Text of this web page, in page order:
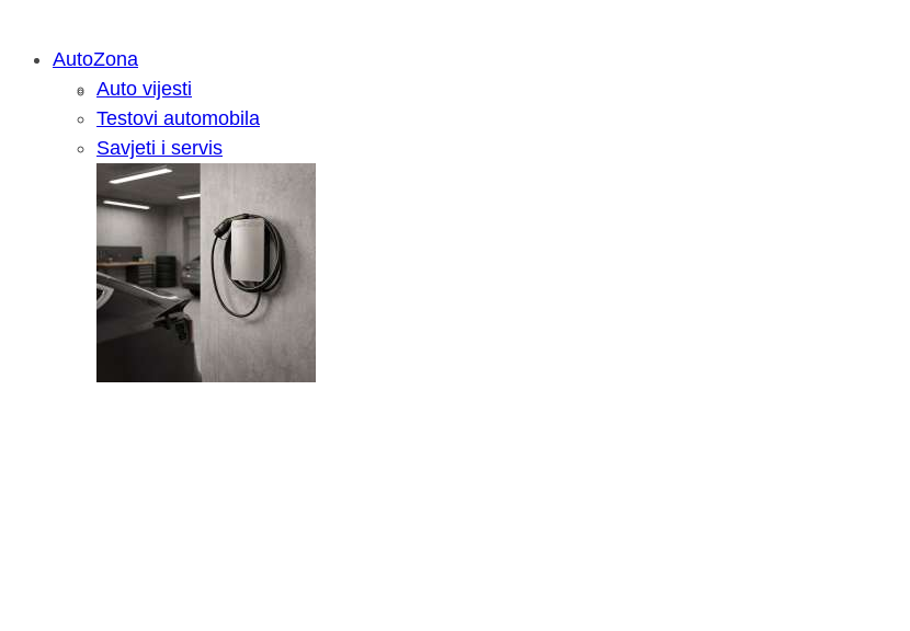
Savjetujemo: Što učiniti kada vaš iPad treba servis? Alpha servis nudi rješenja
Recenzija: HONOR Magic V6 - Preklopni telefon koji više ne traži kompromise
AutoZona
Auto vijesti
Testovi automobila
Savjeti i servis